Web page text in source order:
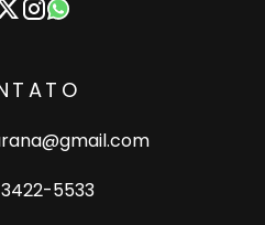
5533